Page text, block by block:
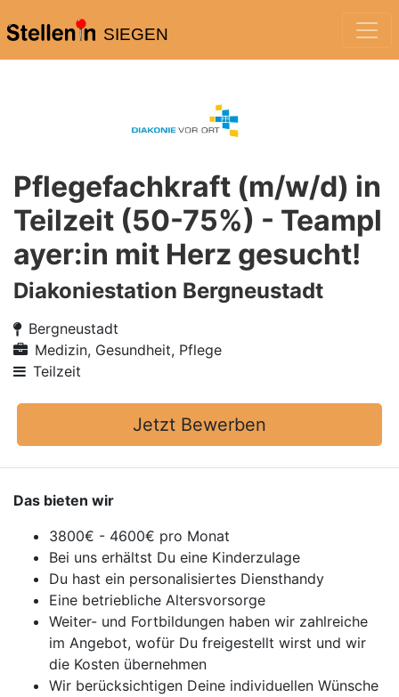
SIEGEN
Pflegefachkraft (m/w/d) in
Teilzeit (50-75%) - Teampl
ayer:in mit Herz gesucht!
Diakoniestation Bergneustadt
Bergneustadt
Medizin, Gesundheit, Pflege
Teilzeit
Jetzt Bewerben
Das bieten wir
3800€ - 4600€ pro Monat
Bei uns erhältst Du eine Kinderzulage
Du hast ein personalisiertes Diensthandy
Eine betriebliche Altersvorsorge
Weiter- und Fortbildungen haben wir zahlreiche
im Angebot, wofür Du freigestellt wirst und wir
die Kosten übernehmen
Wir berücksichtigen Deine individuellen Wünsche